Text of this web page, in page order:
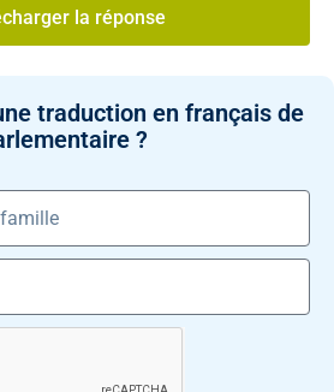
la réponse
traduction en français de
?